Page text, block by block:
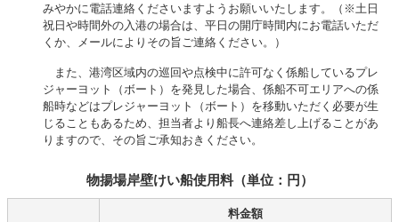
みやかに電話連絡くださいますようお願いいたします。（※土日
祝日や時間外の入港の場合は、平日の開庁時間内にお電話いただ
くか、メールによりその旨ご連絡ください。）
また、港湾区域内の巡回や点検中に許可なく係船しているプレ
ジャーヨット（ボート）を発見した場合、係船不可エリアへの係
船時などはプレジャーヨット（ボート）を移動いただく必要が生
じることもあるため、担当者より船長へ連絡差し上げることがあ
りますので、その旨ご承知おきください。
物揚場岸壁けい船使用料（単位：円）
料金額